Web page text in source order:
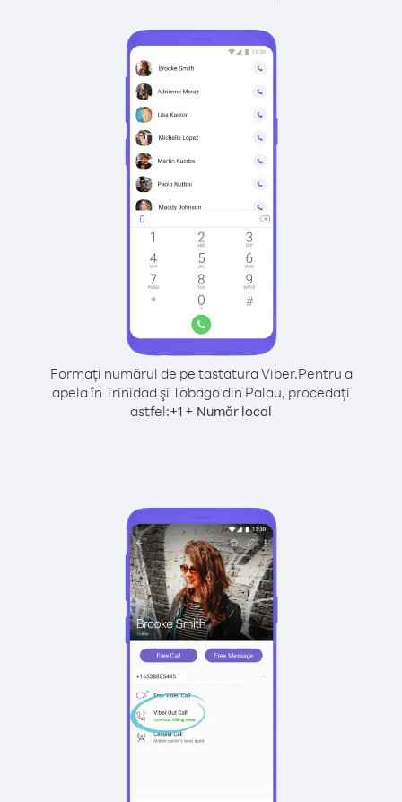
Formați numărul de pe tastatura Viber.Pentru a
apela în Trinidad şi Tobago din Palau, procedați
astfel:+1 + Număr local